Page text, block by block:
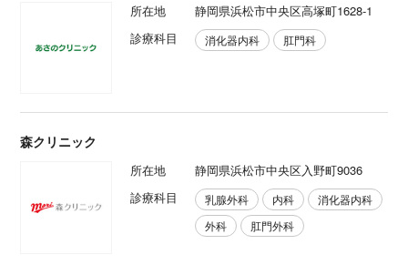
所在地
静岡県浜松市中央区高塚町1628-1
診療科目
消化器内科 肛門科
森クリニック
所在地
静岡県浜松市中央区入野町9036
診療科目
乳腺外科 内科
消化器内科
外科
肛門外科